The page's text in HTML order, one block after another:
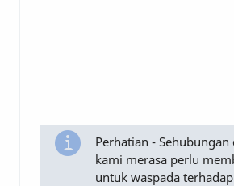
Perhatian -
kami merasa perlu
untuk waspada